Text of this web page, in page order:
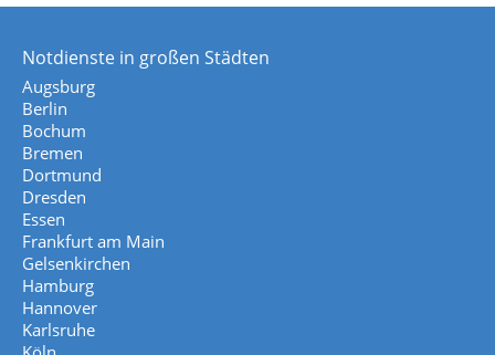
Notdienste in großen Städten
Augsburg
Berlin
Bochum
Bremen
Dortmund
Dresden
Essen
Frankfurt am Main
Gelsenkirchen
Hamburg
Hannover
Karlsruhe